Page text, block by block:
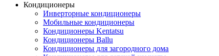
Кондиционеры
Инверторные кондиционеры
Мобильные кондиционеры
Кондиционеры Kentatsu
Кондиционеры Ballu
Кондиционеры для загородного дома